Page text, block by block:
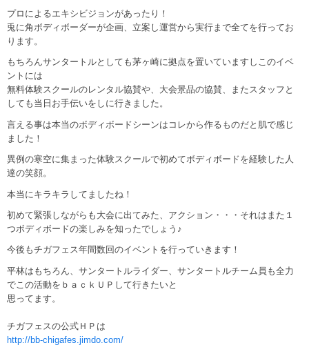
プロによるエキシビジョンがあったり！
兎に角ボディボーダーが企画、立案し運営から実行まで全てを行ってお
ります。
もちろんサンタートルとしても茅ヶ崎に拠点を置いていますしこのイベ
ントには
無料体験スクールのレンタル協賛や、大会景品の協賛、またスタッフと
しても当日お手伝いをしに行きました。
言える事は本当のボディボードシーンはコレから作るものだと肌で感じ
ました！
異例の寒空に集まった体験スクールで初めてボディボードを経験した人
達の笑顔。
本当にキラキラしてましたね！
初めて緊張しながらも大会に出てみた、アクション・・・それはまた１
つボディボードの楽しみを知ったでしょう♪
今後もチガフェス年間数回のイベントを行っていきます！
平林はもちろん、サンタートルライダー、サンタートルチーム員も全力
でこの活動をｂａｃｋＵＰして行きたいと
思ってます。
チガフェスの公式ＨＰは
http://bb-chigafes.jimdo.com/